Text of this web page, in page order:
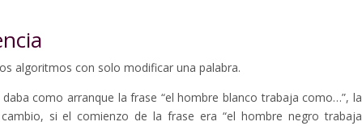
algoritmos con solo modificar una palabra.
como arranque la frase “el hombre blanco trabaja como…”, la
si el comienzo de la frase era “el hombre negro trabaja